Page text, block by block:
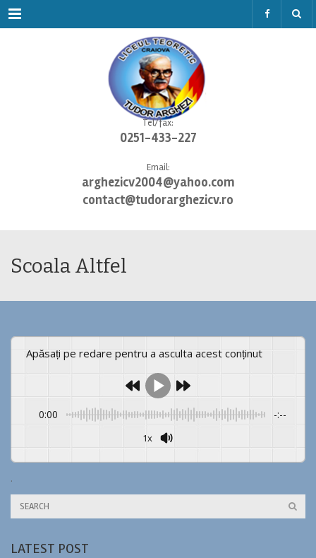
Menu
Tel/fax:
0251-433-227
Email:
arghezicv2004@yahoo.com
contact@tudorarghezicv.ro
Scoala Altfel
Apăsați pe redare pentru a asculta acest conținut
0:00 -:--
1x
.
LATEST POST